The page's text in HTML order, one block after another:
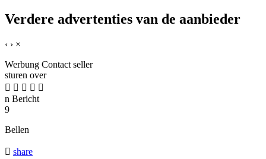
Verdere advertenties van de aanbieder
‹ › ×
Werbung Contact seller
sturen over
    
n Bericht
9
Bellen
 share